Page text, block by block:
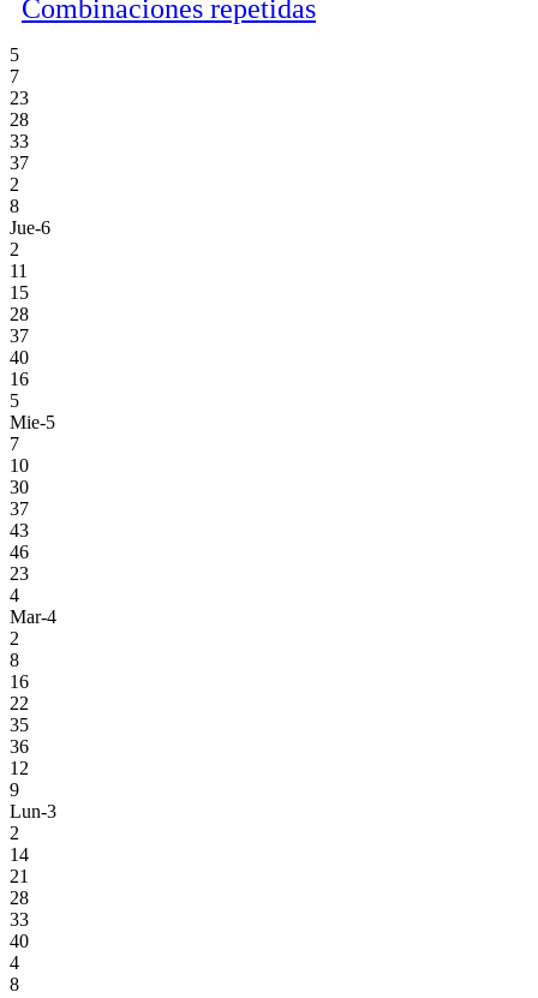
Combinaciones repetidas
5
7
23
28
33
37
2
8
Jue-6
2
11
15
28
37
40
16
5
Mie-5
7
10
30
37
43
46
23
4
Mar-4
2
8
16
22
35
36
12
9
Lun-3
2
14
21
28
33
40
4
8